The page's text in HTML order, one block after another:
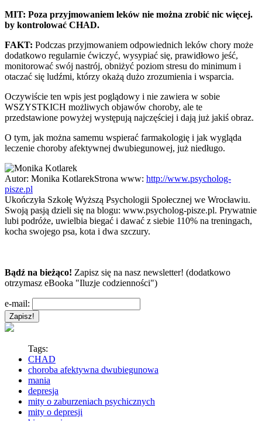
MIT: Poza przyjmowaniem leków nie można zrobić nic więcej.
by kontrolować CHAD.
FAKT: Podczas przyjmowaniem odpowiednich leków chory może
dodatkowo regularnie ćwiczyć, wysypiać się, prawidłowo jeść,
monitorować swój nastrój, obniżyć poziom stresu do minimum i
otaczać się ludźmi, którzy okażą dużo zrozumienia i wsparcia.
Oczywiście ten wpis jest poglądowy i nie zawiera w sobie
WSZYSTKICH możliwych objawów choroby, ale te
przedstawione powyżej występują najczęściej i dają już jakiś obraz.
O tym, jak można samemu wspierać farmakologię i jak wygląda
leczenie choroby afektywnej dwubiegunowej, już niedługo.
Autor: Monika KotlarekStrona www: http://www.psycholog-
pisze.pl
Ukończyła Szkołę Wyższą Psychologii Społecznej we Wrocławiu.
Swoją pasją dzieli się na blogu: www.psycholog-pisze.pl. Prywatnie
lubi podróże, uwielbia biegać i dawać z siebie 110% na treningach,
kocha swojego psa, kota i dwa szczury.
Bądź na bieżąco! Zapisz się na nasz newsletter! (dodatkowo
otrzymasz eBooka "Iluzje codzienności")
e-mail:
Tags:
CHAD
choroba afektywna dwubiegunowa
mania
depresja
mity o zaburzeniach psychicznych
mity o depresji